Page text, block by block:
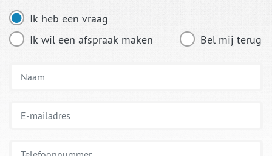
Ik heb een vraag
Ik wil een afspraak maken
Bel mij terug